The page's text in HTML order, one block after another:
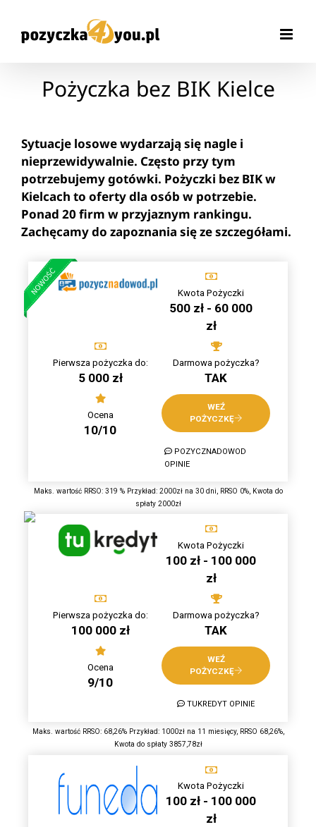
zawartości
Pożyczka bez BIK Kielce
Sytuacje losowe wydarzają się nagle i
nieprzewidywalnie. Często przy tym
potrzebujemy gotówki. Pożyczki bez BIK w
Kielcach to oferty dla osób w potrzebie.
Ponad 20 firm w przyjaznym rankingu.
Zachęcamy do zapoznania się ze szczegółami.
Kwota Pożyczki
500 zł - 60 000
zł
Pierwsza pożyczka do:
5 000 zł
Darmowa pożyczka?
TAK
Ocena
10/10
WEŹ
POŻYCZKĘ
POZYCZNADOWOD
OPINIE
Maks. wartość RRSO: 319 % Przykład: 2000zł na 30 dni, RRSO 0%, Kwota do
spłaty 2000zł
Kwota Pożyczki
100 zł - 100 000
zł
Pierwsza pożyczka do:
100 000 zł
Darmowa pożyczka?
TAK
Ocena
9/10
WEŹ
POŻYCZKĘ
TUKREDYT OPINIE
Maks. wartość RRSO: 68,26% Przykład: 1000zł na 11 miesięcy, RRSO 68,26%,
Kwota do spłaty 3857,78zł
Kwota Pożyczki
100 zł - 100 000
zł